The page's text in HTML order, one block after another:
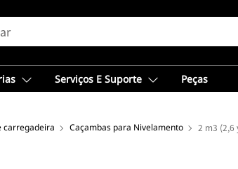
Serviços E Suporte Peças
carregadeira Caçambas para Nivelamento 2 m3 (2,6